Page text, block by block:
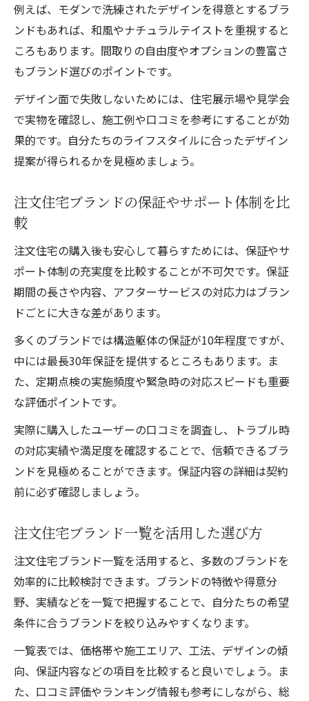
例えば、モダンで洗練されたデザインを得意とするブラ
ンドもあれば、和風やナチュラルテイストを重視すると
ころもあります。間取りの自由度やオプションの豊富さ
もブランド選びのポイントです。
デザイン面で失敗しないためには、住宅展示場や見学会
で実物を確認し、施工例や口コミを参考にすることが効
果的です。自分たちのライフスタイルに合ったデザイン
提案が得られるかを見極めましょう。
注文住宅ブランドの保証やサポート体制を比
較
注文住宅の購入後も安心して暮らすためには、保証やサ
ポート体制の充実度を比較することが不可欠です。保証
期間の長さや内容、アフターサービスの対応力はブラン
ドごとに大きな差があります。
多くのブランドでは構造躯体の保証が10年程度ですが、
中には最長30年保証を提供するところもあります。ま
た、定期点検の実施頻度や緊急時の対応スピードも重要
な評価ポイントです。
実際に購入したユーザーの口コミを調査し、トラブル時
の対応実績や満足度を確認することで、信頼できるブラ
ンドを見極めることができます。保証内容の詳細は契約
前に必ず確認しましょう。
注文住宅ブランド一覧を活用した選び方
注文住宅ブランド一覧を活用すると、多数のブランドを
効率的に比較検討できます。ブランドの特徴や得意分
野、実績などを一覧で把握することで、自分たちの希望
条件に合うブランドを絞り込みやすくなります。
一覧表では、価格帯や施工エリア、工法、デザインの傾
向、保証内容などの項目を比較すると良いでしょう。ま
た、口コミ評価やランキング情報も参考にしながら、総